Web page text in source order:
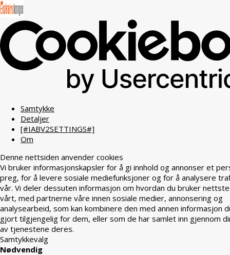
Samtykke
Detaljer
[#IABV2SETTINGS#]
Om
Denne nettsiden anvender cookies
Vi bruker informasjonskapsler for å gi innhold og annonser et
preg, for å levere sosiale mediefunksjoner og for å analysere
vår. Vi deler dessuten informasjon om hvordan du bruker
vårt, med partnerne våre innen sosiale medier, annonsering og
analysearbeid, som kan kombinere den med annen informasjon
gjort tilgjengelig for dem, eller som de har samlet inn gjennom
av tjenestene deres.
Samtykkevalg
Nødvendig